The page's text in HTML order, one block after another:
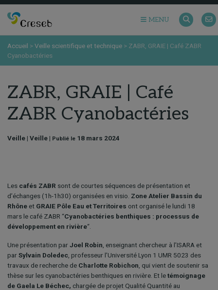
MENU
Accueil >Veille scientifique et technique > ZABR, GRAIE | Café ZABR
Cyanobactéries
ZABR, GRAIE | Café
ZABR Cyanobactéries
Veille | Veille | Publié le 18 mars 2024
Les cafés ZABR sont de courtes séquences de présentation et
d’échanges (1h-1h30) organisées en visio. Zone Atelier Bassin du
Rhône et GRAIE Pôle Eau et Territoires ont organisé le lundi 18
mars le café ZABR “Cyanobactéries benthiques : processus de
développement en rivière“.
Une présentation parJoel Robin , enseignant chercheur à l’ISARA et
parSylvain Doledec , professeur l’Université Lyon 1 UMR 5023 des
travaux de recherche de Charlotte Robichon , qui vient de soutenir sa
thèse sur les cyanobactéries benthiques en rivière. Et letémoignage
de Gaela Le Béchec, chargée de projet Qualité Quantité au